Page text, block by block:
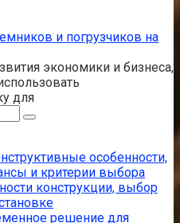
и погрузчиков на
экономики и бизнеса,
для
особенности,
и критерии выбора
конструкции, выбор
решение для